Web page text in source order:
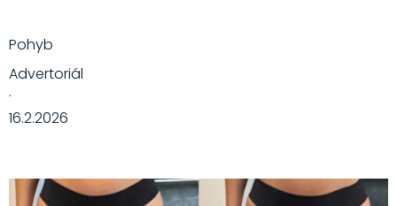
Pohyb
Advertoriál
·
16.2.2026